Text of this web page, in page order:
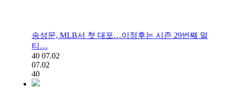
송성문, MLB서 첫 대포…이정후는 시즌 29번째 멀
티…
40 07.02
07.02
40